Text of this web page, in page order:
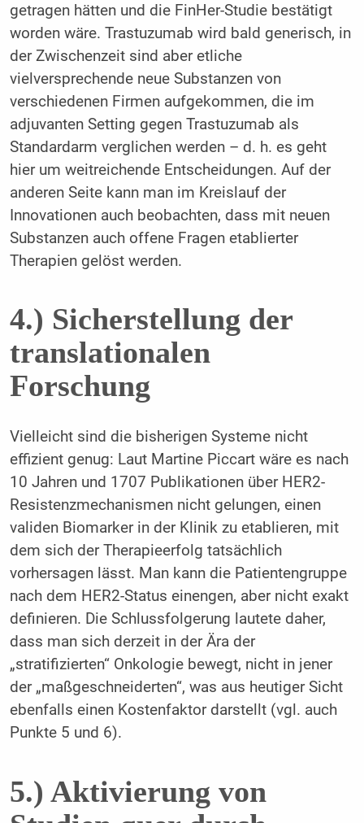
getragen hätten und die FinHer-Studie bestätigt
worden wäre. Trastuzumab wird bald generisch, in
der Zwischenzeit sind aber etliche
vielversprechende neue Substanzen von
verschiedenen Firmen aufgekommen, die im
adjuvanten Setting gegen Trastuzumab als
Standardarm verglichen werden – d. h. es geht
hier um weitreichende Entscheidungen. Auf der
anderen Seite kann man im Kreislauf der
Innovationen auch beobachten, dass mit neuen
Substanzen auch offene Fragen etablierter
Therapien gelöst werden.
4.) Sicherstellung der
translationalen
Forschung
Vielleicht sind die bisherigen Systeme nicht
effizient genug: Laut Martine Piccart wäre es nach
10 Jahren und 1707 Publikationen über HER2-
Resistenzmechanismen nicht gelungen, einen
validen Biomarker in der Klinik zu etablieren, mit
dem sich der Therapieerfolg tatsächlich
vorhersagen lässt. Man kann die Patientengruppe
nach dem HER2-Status einengen, aber nicht exakt
definieren. Die Schlussfolgerung lautete daher,
dass man sich derzeit in der Ära der
„stratifizierten“ Onkologie bewegt, nicht in jener
der „maßgeschneiderten“, was aus heutiger Sicht
ebenfalls einen Kostenfaktor darstellt (vgl. auch
Punkte 5 und 6).
5.) Aktivierung von